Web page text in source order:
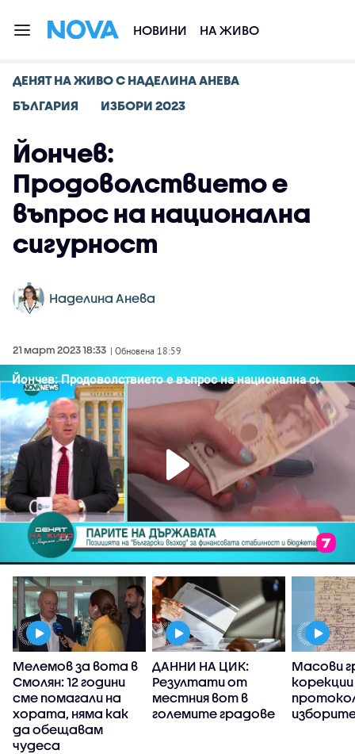
НОВИНИ НА ЖИВО
ДЕНЯТ НА ЖИВО С НАДЕЛИНА АНЕВА
БЪЛГАРИЯ
ИЗБОРИ 2023
Йончев:
Продоволствието е
въпрос на национална
сигурност
Наделина Анева
21 март 2023 18:33 | Обновена 18:59
Мелемов за вота в
Смолян: 12 години
сме помагали на
хората, няма как
да обещавам
чудеса
ДАННИ НА ЦИК:
Резултати от
местния вот в
големите градове
Масови